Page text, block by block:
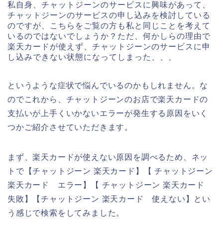
私自身、チャットジーンのサービスに興味があって、
チャットジーンのサービスの申し込みを検討している
のですが、こちらをご覧の方も私と同じことを考えて
いるのではないでしょうか？ただ、何かしらの理由で
楽天カードが使えず、チャットジーンのサービスに申
し込みできない状態になってしまった、、、
というような症状で悩んでいるのかもしれません。な
のでこれから、チャットジーンのお店で楽天カードの
支払いが上手くいかないエラーが発生する原因をいく
つかご紹介させていただきます。
まず、楽天カードが使えない原因を調べるため、ネッ
トで【チャットジーン 楽天カード】【 チャットジーン
楽天カード エラー】【 チャットジーン 楽天カード
失敗】【チャットジーン 楽天カード 使えない】とい
う感じで検索をしてみました。